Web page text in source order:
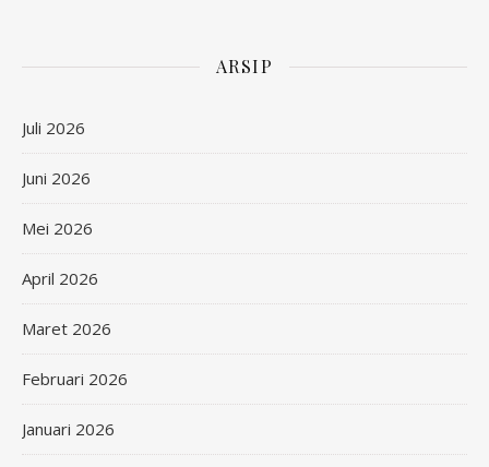
ARSIP
Juli 2026
Juni 2026
Mei 2026
April 2026
Maret 2026
Februari 2026
Januari 2026